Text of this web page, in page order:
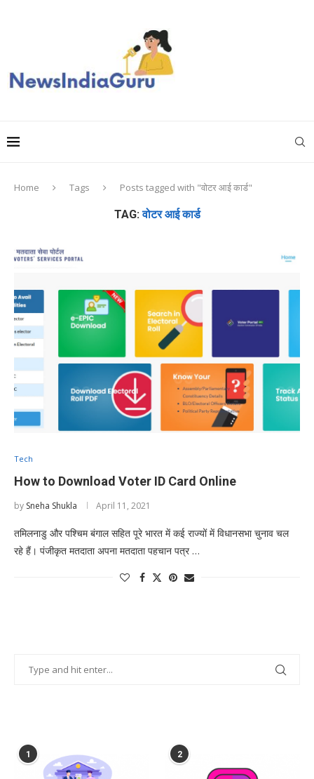
Home Tags Posts tagged with "वोटर आई कार्ड"
TAG:वोटर आई कार्ड
Tech
How to Download Voter ID Card Online
by Sneha Shukla April 11, 2021
तमिलनाडु और पश्चिम बंगाल सहित पूरे भारत में कई राज्यों में विधानसभा चुनाव चल
रहे हैं। पंजीकृत मतदाता अपना मतदाता पहचान पत्र …
1 2